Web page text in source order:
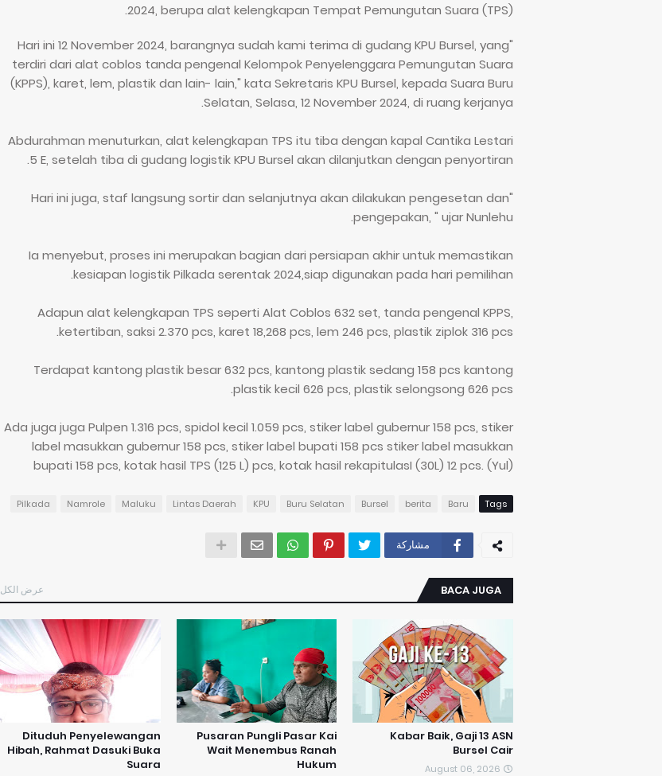
2024, berupa alat kelengkapan Tempat Pemungutan Suara (TPS).
"Hari ini 12 November 2024, barangnya sudah kami terima di gudang KPU Bursel, yang
terdiri dari alat coblos tanda pengenal Kelompok Penyelenggara Pemungutan Suara
(KPPS), karet, lem, plastik dan lain- lain," kata Sekretaris KPU Bursel, kepada Suara Buru
Selatan, Selasa, 12 November 2024, di ruang kerjanya.
Abdurahman menuturkan, alat kelengkapan TPS itu tiba dengan kapal Cantika Lestari
5 E, setelah tiba di gudang logistik KPU Bursel akan dilanjutkan dengan penyortiran.
"Hari ini juga, staf langsung sortir dan selanjutnya akan dilakukan pengesetan dan
pengepakan, " ujar Nunlehu.
Ia menyebut, proses ini merupakan bagian dari persiapan akhir untuk memastikan
kesiapan logistik Pilkada serentak 2024,siap digunakan pada hari pemilihan.
Adapun alat kelengkapan TPS seperti Alat Coblos 632 set, tanda pengenal KPPS,
ketertiban, saksi 2.370 pcs, karet 18,268 pcs, lem 246 pcs, plastik ziplok 316 pcs.
Terdapat kantong plastik besar 632 pcs, kantong plastik sedang 158 pcs kantong
plastik kecil 626 pcs, plastik selongsong 626 pcs.
Ada juga juga Pulpen 1.316 pcs, spidol kecil 1.059 pcs, stiker label gubernur 158 pcs, stiker
label masukkan gubernur 158 pcs, stiker label bupati 158 pcs stiker label masukkan
bupati 158 pcs, kotak hasil TPS (125 L) pcs, kotak hasil rekapitulasI (30L) 12 pcs. (Yul)
Tags
Baru
berita
Bursel
Buru Selatan
KPU
Lintas Daerah
Maluku
Namrole
Pilkada
مشاركة
BACA JUGA عرض الكل
Kabar Baik, Gaji 13 ASN
Bursel Cair
August 06, 2026
Pusaran Pungli Pasar Kai
Wait Menembus Ranah
Hukum
Dituduh Penyelewangan
Hibah, Rahmat Dasuki Buka
Suara